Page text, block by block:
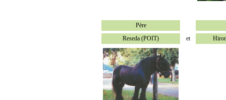
Père
Reseda (POIT)
et